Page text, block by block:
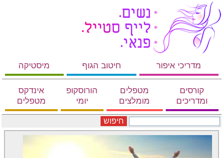
מדריכי איפור חיטוב הגוף מיסטיקה
קורסים
ומדריכים
מטפלים
מומלצים
הורוסקופ
יומי
אינדקס
מטפלים
חיפוש